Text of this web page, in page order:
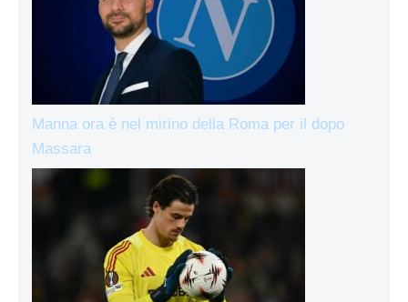
Manna ora è nel mirino della Roma per il dopo
Massara